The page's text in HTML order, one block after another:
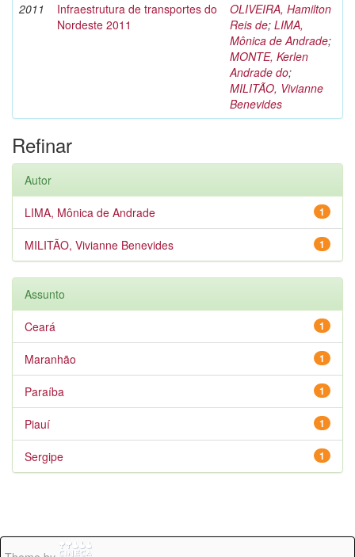
2011
Infraestrutura de transportes do
Nordeste 2011
OLIVEIRA, Hamilton
Reis de; LIMA,
Mônica de Andrade;
MONTE, Kerlen
Andrade do;
MILITÃO, Vivianne
Benevides
Refinar
Autor
1
LIMA, Mônica de Andrade
1
MILITÃO, Vivianne Benevides
Assunto
1
Ceará
1
Maranhão
1
Paraíba
1
Piauí
1
Sergipe